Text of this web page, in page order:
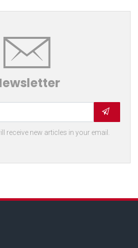
receive new articles in your email.